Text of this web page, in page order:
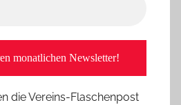
die Vereins-Flaschenpost